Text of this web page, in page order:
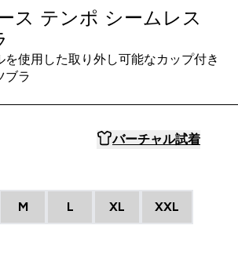
ス テンポ シームレス
を使用した取り外し可能なカップ付き
ブラ
バーチャル試着
M L XL XXL